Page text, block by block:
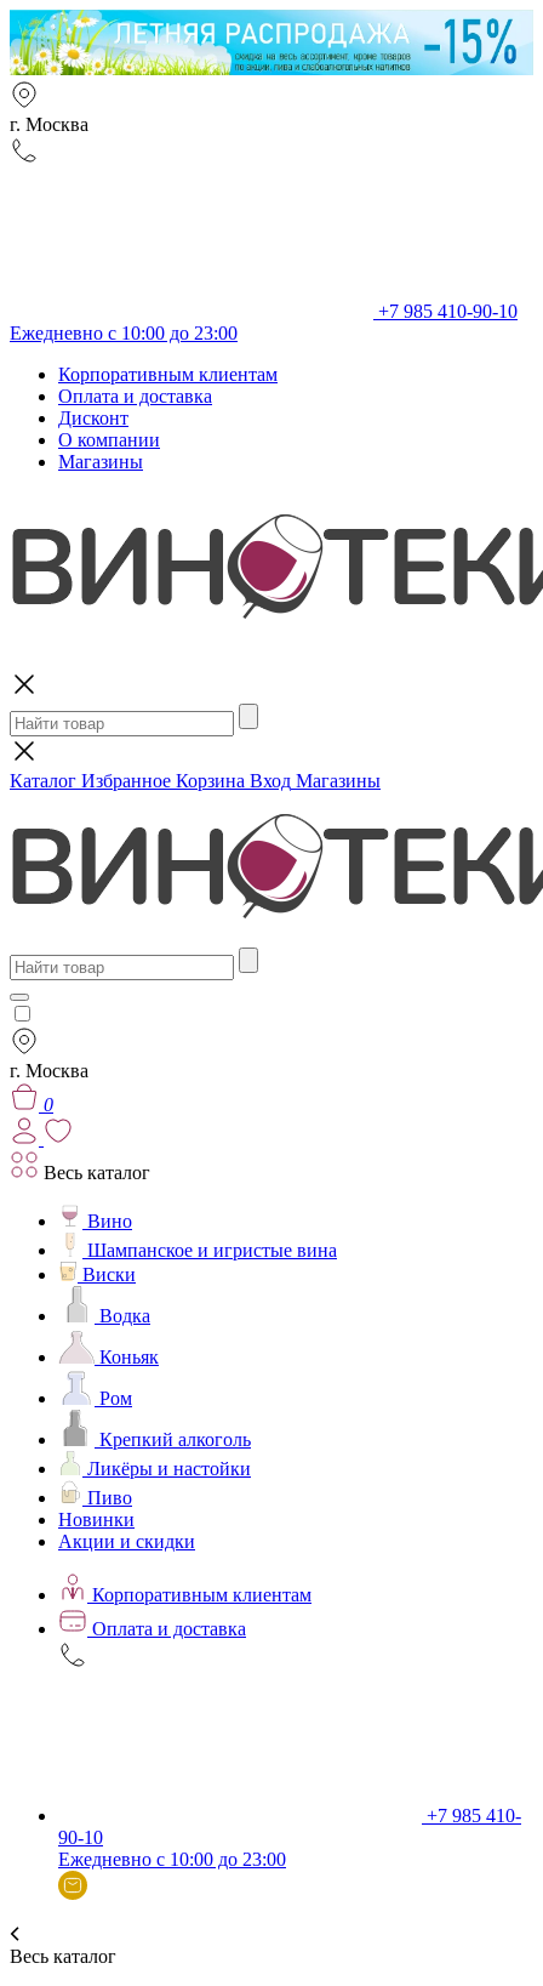
г. Москва
+7 985 410-90-10
Ежедневно с 10:00 до 23:00
Корпоративным клиентам
Оплата и доставка
Дисконт
О компании
Магазины
Каталог Избранное Корзина Вход Магазины
г. Москва
0
Весь каталог
Вино
Шампанское и игристые вина
Виски
Водка
Коньяк
Ром
Крепкий алкоголь
Ликёры и настойки
Пиво
Новинки
Акции и скидки
Корпоративным клиентам
Оплата и доставка
+7 985 410-
90-10
Ежедневно с 10:00 до 23:00
Весь каталог